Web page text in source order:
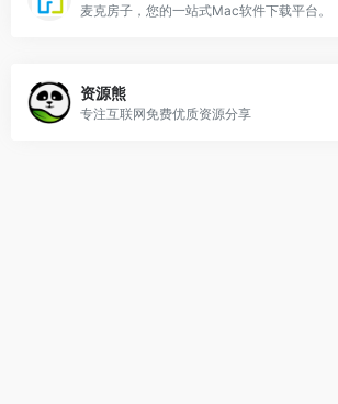
麦克房子，您的一站式Mac软件下载平台。
资源熊
专注互联网免费优质资源分享